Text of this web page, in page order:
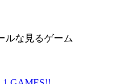
ルな見るゲーム